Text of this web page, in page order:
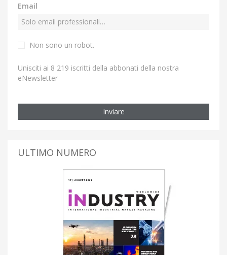
Email
Non sono un robot.
Unisciti ai 8 219 iscritti della abbonati della nostra
eNewsletter
Inviare
ULTIMO NUMERO